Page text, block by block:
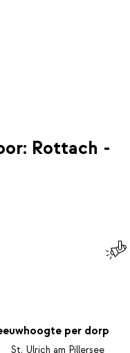
Rottach -
per dorp
St. Ulrich am Pillersee